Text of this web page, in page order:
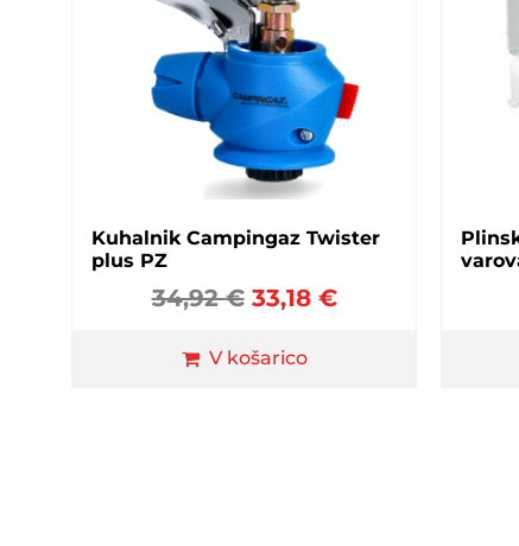
Kuhalnik Campingaz Twister
plus PZ
34,92€ 33,18€
V košarico